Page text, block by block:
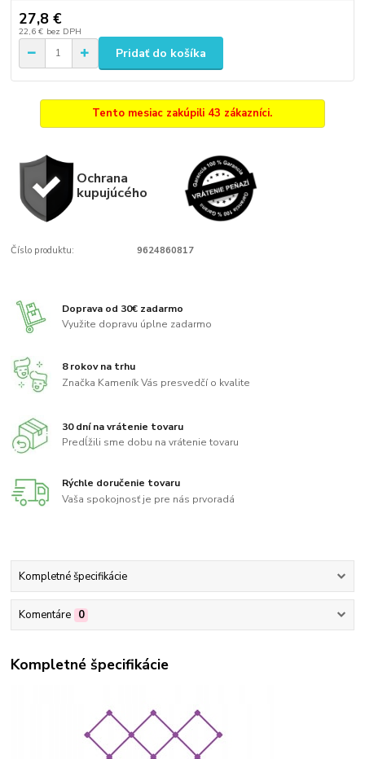
27,8 €
22,6 € bez DPH
Pridať do košíka
Tento mesiac zakúpili 43 zákazníci.
Ochrana
kupujúcého
Číslo produktu: 9624860817
Doprava od 30€ zadarmo
Využite dopravu úplne zadarmo
8 rokov na trhu
Značka Kameník Vás presvedčí o kvalite
30 dní na vrátenie tovaru
Predĺžili sme dobu na vrátenie tovaru
Rýchle doručenie tovaru
Vaša spokojnosť je pre nás prvoradá
Kompletné špecifikácie
Komentáre 0
Kompletné špecifikácie